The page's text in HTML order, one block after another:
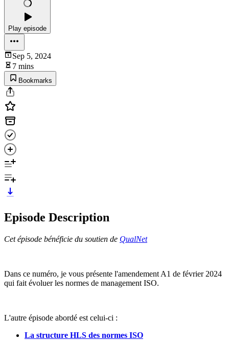
Play episode
Sep 5, 2024
7 mins
Bookmarks
Episode Description
Cet épisode bénéficie du soutien de QualNet
Dans ce numéro, je vous présente l'amendement A1 de février 2024
qui fait évoluer les normes de management ISO.
L'autre épisode abordé est celui-ci :
La structure HLS des normes ISO